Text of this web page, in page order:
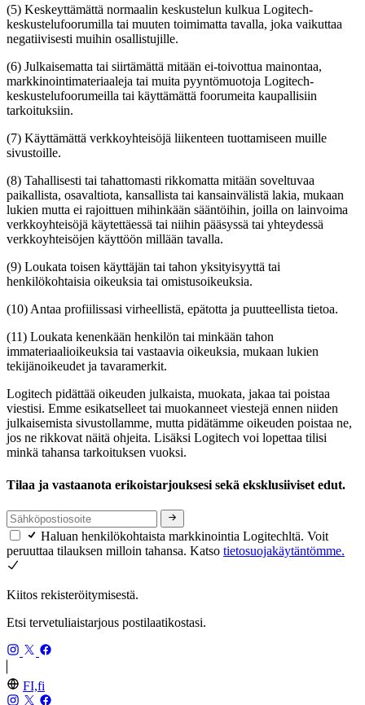
(5) Keskeyttämättä normaalin keskustelun kulkua Logitech-
keskustelufoorumilla tai muuten toimimatta tavalla, joka vaikuttaa
negatiivisesti muihin osallistujille.
(6) Julkaisematta tai siirtämättä mitään ei-toivottua mainontaa,
markkinointimateriaaleja tai muita pyyntömuotoja Logitech-
keskustelufoorumeilla tai käyttämättä foorumeita kaupallisiin
tarkoituksiin.
(7) Käyttämättä verkkoyhteisöjä liikenteen tuottamiseen muille
sivustoille.
(8) Tahallisesti tai tahattomasti rikkomatta mitään soveltuvaa
paikallista, osavaltiota, kansallista tai kansainvälistä lakia, mukaan
lukien mutta ei rajoittuen mihinkään sääntöihin, joilla on lainvoima
verkkoyhteisöjä käytettäessä tai niihin pääsyssä tai yhteydessä
verkkoyhteisöjen käyttöön millään tavalla.
(9) Loukata toisen käyttäjän tai tahon yksityisyyttä tai
henkilökohtaisia oikeuksia tai omistusoikeuksia.
(10) Antaa profiilissasi virheellistä, epätotta ja puutteellista tietoa.
(11) Loukata kenenkään henkilön tai minkään tahon
immateriaalioikeuksia tai vastaavia oikeuksia, mukaan lukien
tekijänoikeudet ja tavaramerkit.
Logitech pidättää oikeuden julkaista, muokata, jakaa tai poistaa
viestisi. Emme esikatselleet tai muokanneet viestejä ennen niiden
julkaisemista sivustollamme, mutta pidätämme oikeuden poistaa ne,
jos ne rikkovat näitä ohjeita. Lisäksi Logitech voi lopettaa tilisi
minkä tahansa tarkoituksen vuoksi.
Tilaa ja vastaanota erikoistarjouksesi sekä eksklusiiviset edut.
Haluan henkilökohtaista markkinointia Logitechltä. Voit
peruuttaa tilauksen milloin tahansa. Katso tietosuojakäytäntömme.
Kiitos rekisteröitymisestä.
Etsi tervetuliaistarjous postilaatikostasi.
FI,fi